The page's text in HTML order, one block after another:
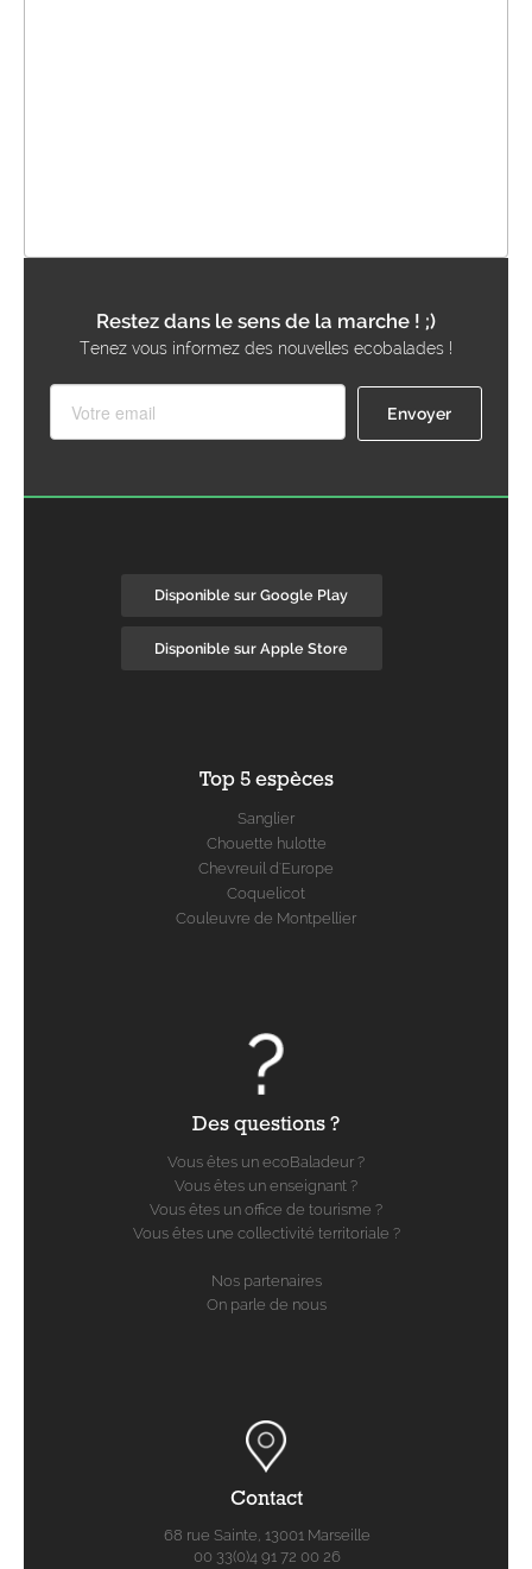
Restez dans le sens de la marche ! ;)
Tenez vous informez des nouvelles ecobalades !
Disponible sur Google Play
Disponible sur Apple Store
Top 5 espèces
Sanglier
Chouette hulotte
Chevreuil d'Europe
Coquelicot
Couleuvre de Montpellier
Des questions ?
Vous êtes un ecoBaladeur ?
Vous êtes un enseignant ?
Vous êtes un office de tourisme ?
Vous êtes une collectivité territoriale ?
Nos partenaires
On parle de nous
Contact
68 rue Sainte, 13001 Marseille
00 33(0)4 91 72 00 26